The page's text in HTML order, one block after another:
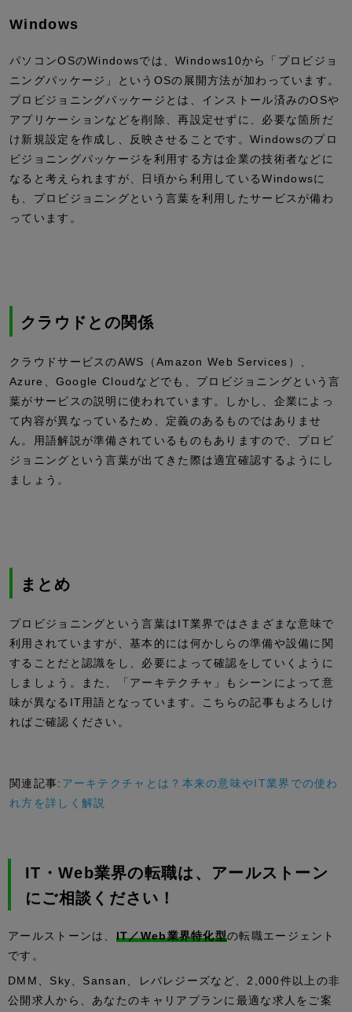
Windows
パソコンOSのWindowsでは、Windows10から「プロビジョ
ニングパッケージ」というOSの展開方法が加わっています。
プロビジョニングパッケージとは、インストール済みのOSや
アプリケーションなどを削除、再設定せずに、必要な箇所だ
け新規設定を作成し、反映させることです。Windowsのプロ
ビジョニングパッケージを利用する方は企業の技術者などに
なると考えられますが、日頃から利用しているWindowsに
も、プロビジョニングという言葉を利用したサービスが備わ
っています。
クラウドとの関係
クラウドサービスのAWS（Amazon Web Services）、
Azure、Google Cloudなどでも、プロビジョニングという言
葉がサービスの説明に使われています。しかし、企業によっ
て内容が異なっているため、定義のあるものではありませ
ん。用語解説が準備されているものもありますので、プロビ
ジョニングという言葉が出てきた際は適宜確認するようにし
ましょう。
まとめ
プロビジョニングという言葉はIT業界ではさまざまな意味で
利用されていますが、基本的には何かしらの準備や設備に関
することだと認識をし、必要によって確認をしていくように
しましょう。また、「アーキテクチャ」もシーンによって意
味が異なるIT用語となっています。こちらの記事もよろしけ
ればご確認ください。
関連記事: アーキテクチャとは？本来の意味やIT業界での使わ
れ方を詳しく解説
IT・Web業界の転職は、アールストーン
にご相談ください！
アールストーンは、 IT／Web業界特化型の転職エージェント
です。
DMM、Sky、Sansan、レバレジーズなど、2,000件以上の非
公開求人から、あなたのキャリアプランに最適な求人をご案